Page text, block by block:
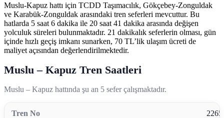
Muslu-Kapuz hattı için TCDD Taşımacılık, Gökçebey-Zonguldak
ve Karabük-Zonguldak arasındaki tren seferleri mevcuttur. Bu
hatlarda 5 saat 6 dakika ile 20 saat 41 dakika arasında değişen
yolculuk süreleri bulunmaktadır. 21 dakikalık seferlerin olması, gün
içinde hızlı geçiş imkanı sunarken, 70 TL’lik ulaşım ücreti de
maliyet açısından değerlendirilmektedir.
Muslu – Kapuz Tren Saatleri
Muslu – Kapuz hattında şu an 5 sefer çalışmaktadır.